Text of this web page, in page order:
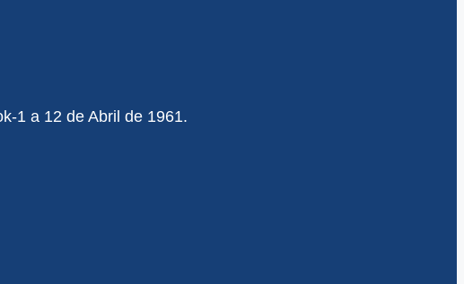
1 a 12 de Abril de 1961.